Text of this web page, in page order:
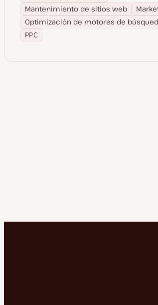
Mantenimiento de sitios web
Optimización de motores de
PPC